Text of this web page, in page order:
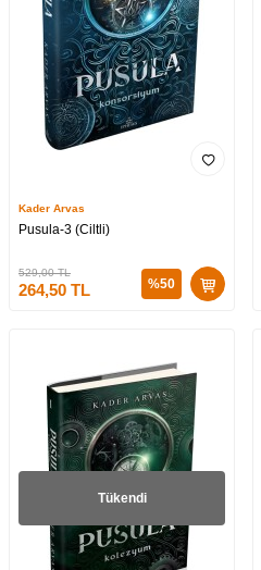
Kader Arvas
Pusula-3 (Ciltli)
529,00TL
264,50 TL %50
Tükendi